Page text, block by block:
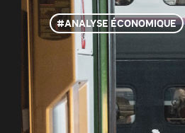
ANALYSE ÉCONOMIQUE